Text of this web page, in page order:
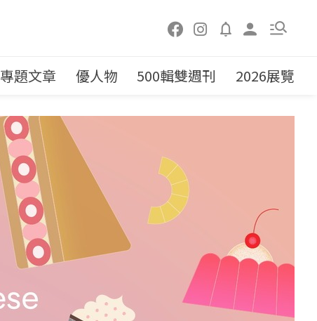
專題文章 優人物 500輯雙週刊 2026展覽